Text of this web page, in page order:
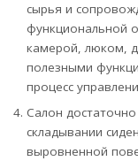
сырья и
функциональной
камерой, люком,
полезными
процесс
Салон
складывании
выровненной